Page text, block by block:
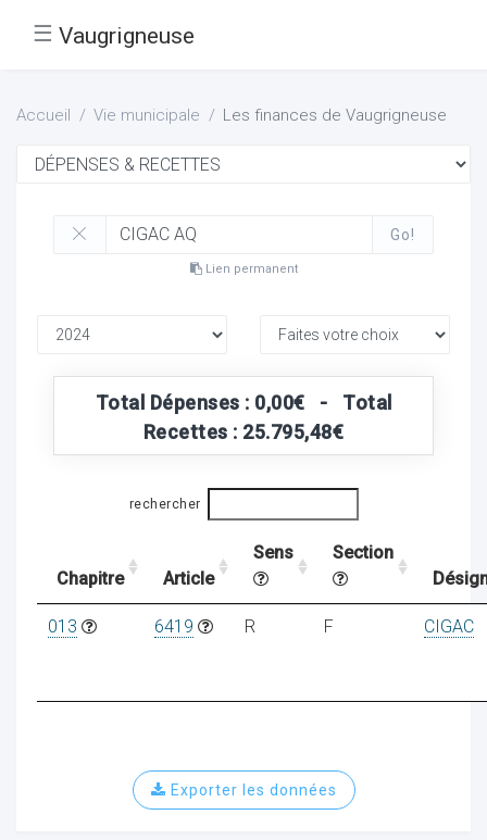
☰ Vaugrigneuse
Accueil Vie municipale Les finances de Vaugrigneuse
Go!
Lien permanent
Total Dépenses : 0,00€ - Total
Recettes : 25.795,48€
rechercher
Chapitre Article
Sens
Section
013 6419 R F CIGAC
Exporter les données